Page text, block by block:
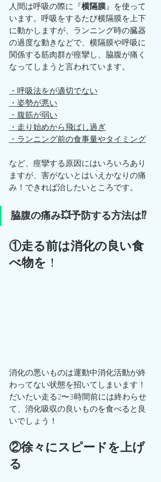
人間は呼吸の際に『横隔膜』を使って
います。呼吸をするたび横隔膜を上下
に動かしますが、ランニング時の臓器
の過度な動きなどで、横隔膜や呼吸に
関係する筋肉群が痙攣し、脇腹が痛く
なってしまうと言われています。
・呼吸法をが適切でない
・姿勢が悪い
・腹筋が弱い
・走り始めから飛ばし過ぎ
・ランニング前の食事量やタイミング
など、痙攣する原因にはいろいろあり
ますが、害がないとはいえかなりの痛
み！できれば治したいところです。
脇腹の痛み💥予防する方法は⁉️
①走る前は消化の良い食
べ物を ！
消化の悪いものは運動中消化活動が終
わってない状態を招いてしまいます！
だいたい走る2〜3時間前には終わらせ
て、消化吸収の良いものを食べると良
いでしょう！
②徐々にスピードを上げ
る